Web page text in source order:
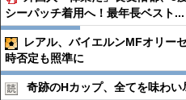
シーパッチ着用へ！最年長ベスト...
レアル、バイエルンMFオリー
時否定も照準に
奇跡のHカップ、全てを味わ